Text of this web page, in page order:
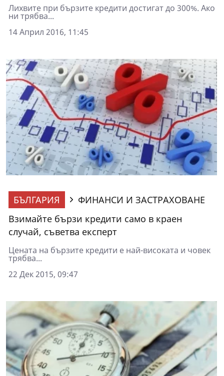
Лихвите при бързите кредити достигат до 300%. Ако
ни трябва...
14 Април 2016, 11:45
БЪЛГАРИЯ
ФИНАНСИ И ЗАСТРАХОВАНЕ
Взимайте бързи кредити само в краен
случай, съветва експерт
Цената на бързите кредити е най-високата и човек
трябва...
22 Дек 2015, 09:47